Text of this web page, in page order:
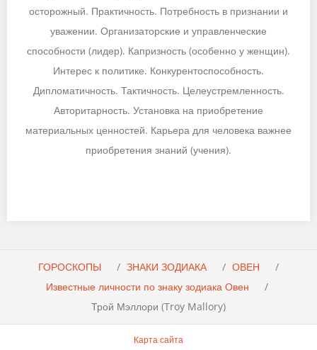
осторожный. Практичность. Потребность в признании и
уважении. Организаторские и управленческие
способности (лидер). Капризность (особенно у женщин).
Интерес к политике. Конкурентоспособность.
Дипломатичность. Тактичность. Целеустремленность.
Авторитарность. Установка на приобретение
материальных ценностей. Карьера для человека важнее
приобретения знаний (учения).
ГОРОСКОПЫ ЗНАКИ ЗОДИАКА
ОВЕН
Известные личности по знаку зодиака Овен
Трой Мэллори (Troy Mallory)
Карта сайта